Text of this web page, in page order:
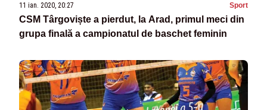
11 ian. 2020, 20:27 Sport
CSM Târgoviște a pierdut, la Arad, primul meci din
grupa finală a campionatul de baschet feminin